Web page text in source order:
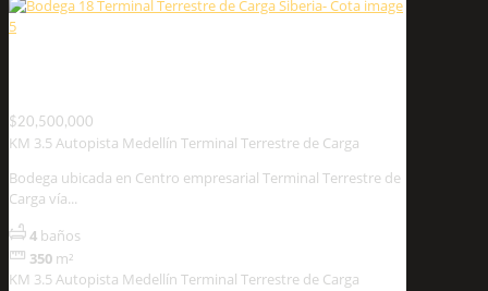
$20,500,000
KM 3.5 Autopista Medellín Terminal Terrestre de Carga
Bodega ubicada en Centro empresarial Terminal Terrestre de
Carga vía...
4 baños
350 m²
KM 3.5 Autopista Medellín Terminal Terrestre de Carga